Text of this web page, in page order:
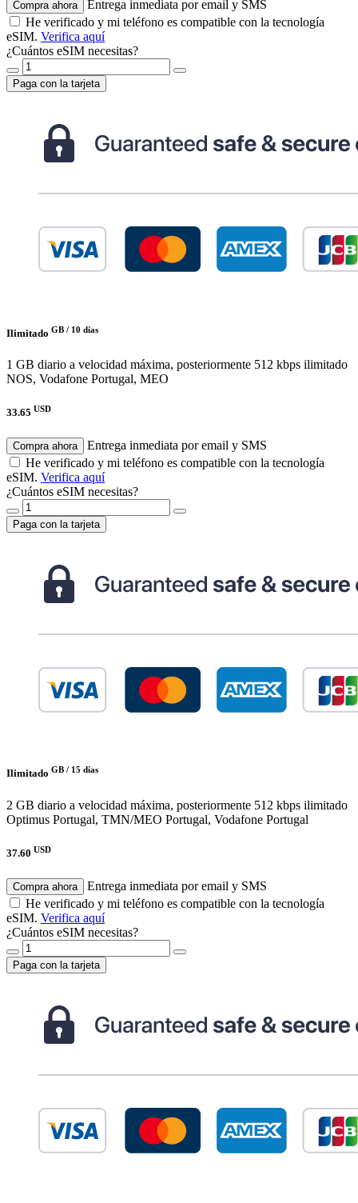
Compra ahora
Entrega inmediata por email y SMS
He verificado y mi teléfono es compatible con la tecnología
eSIM. Verifica aquí
¿Cuántos eSIM necesitas?
Paga con la tarjeta
Ilimitado GB / 10 días
1 GB diario a velocidad máxima, posteriormente 512 kbps ilimitado
NOS, Vodafone Portugal, MEO
33.65 USD
Compra ahora
Entrega inmediata por email y SMS
He verificado y mi teléfono es compatible con la tecnología
eSIM. Verifica aquí
¿Cuántos eSIM necesitas?
Paga con la tarjeta
Ilimitado GB / 15 días
2 GB diario a velocidad máxima, posteriormente 512 kbps ilimitado
Optimus Portugal, TMN/MEO Portugal, Vodafone Portugal
37.60 USD
Compra ahora
Entrega inmediata por email y SMS
He verificado y mi teléfono es compatible con la tecnología
eSIM. Verifica aquí
¿Cuántos eSIM necesitas?
Paga con la tarjeta